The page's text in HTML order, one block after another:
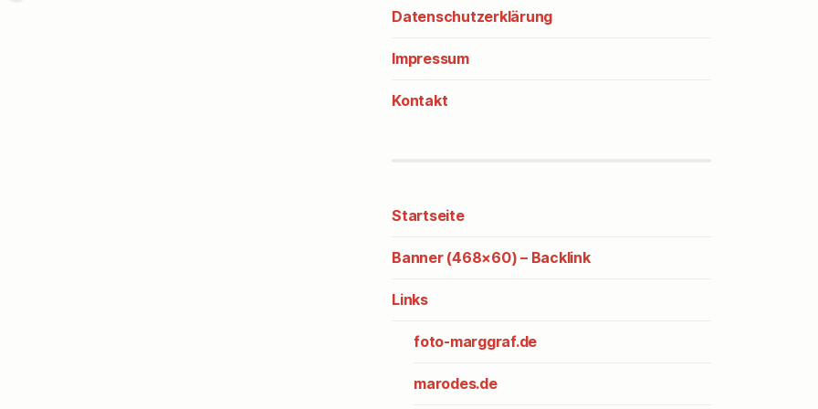
Datenschutzerklärung
Impressum
Kontakt
Startseite
Banner (468×60) – Backlink
Links
foto-marggraf.de
marodes.de